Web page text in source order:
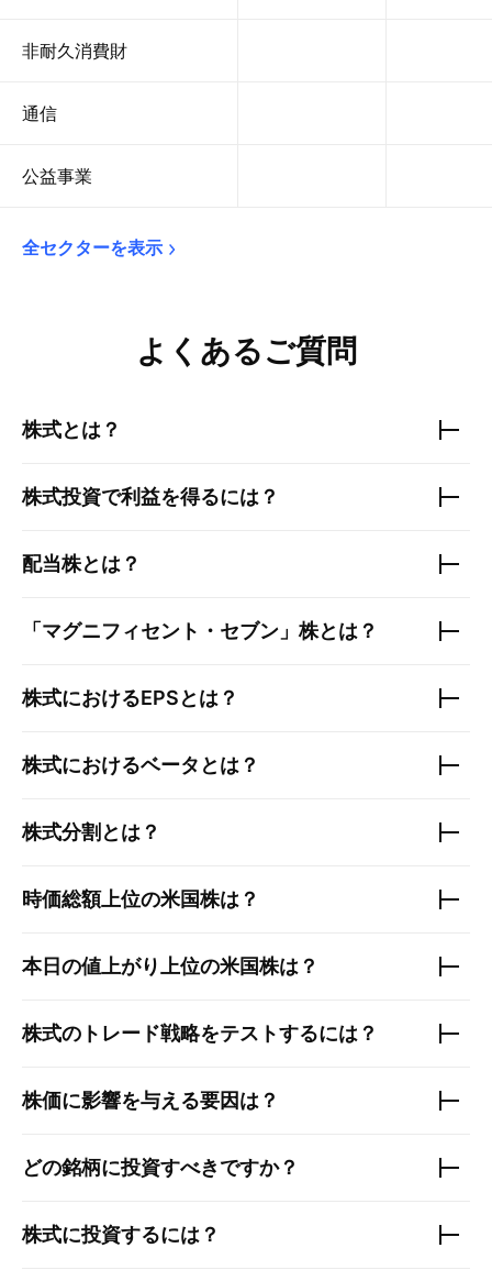
非耐久消費財
通信
公益事業
全セクターを表示
よくあるご質問
株式とは？
株式投資で利益を得るには？
配当株とは？
「マグニフィセント・セブン」株とは？
株式におけるEPSとは？
株式におけるベータとは？
株式分割とは？
時価総額上位の米国株は？
本日の値上がり上位の米国株は？
株式のトレード戦略をテストするには？
株価に影響を与える要因は？
どの銘柄に投資すべきですか？
株式に投資するには？